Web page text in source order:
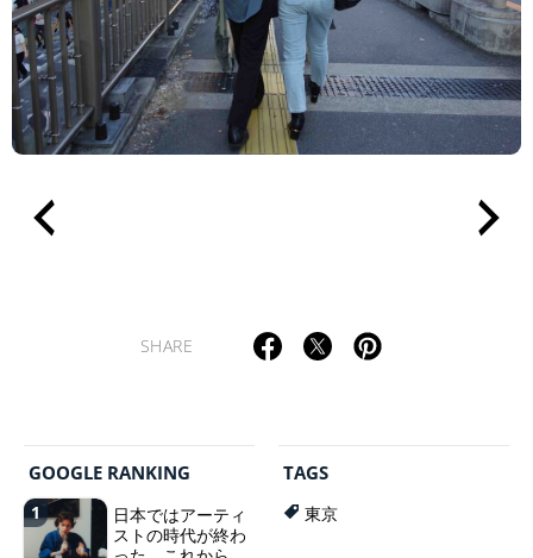
SHARE
GOOGLE RANKING
1
日本ではアーティ
ストの時代が終わ
TAGS
東京